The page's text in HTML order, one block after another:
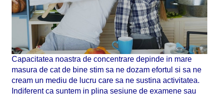
Capacitatea noastra de concentrare depinde in mare
masura de cat de bine stim sa ne dozam efortul si sa ne
cream un mediu de lucru care sa ne sustina activitatea.
Indiferent ca suntem in plina sesiune de examene sau